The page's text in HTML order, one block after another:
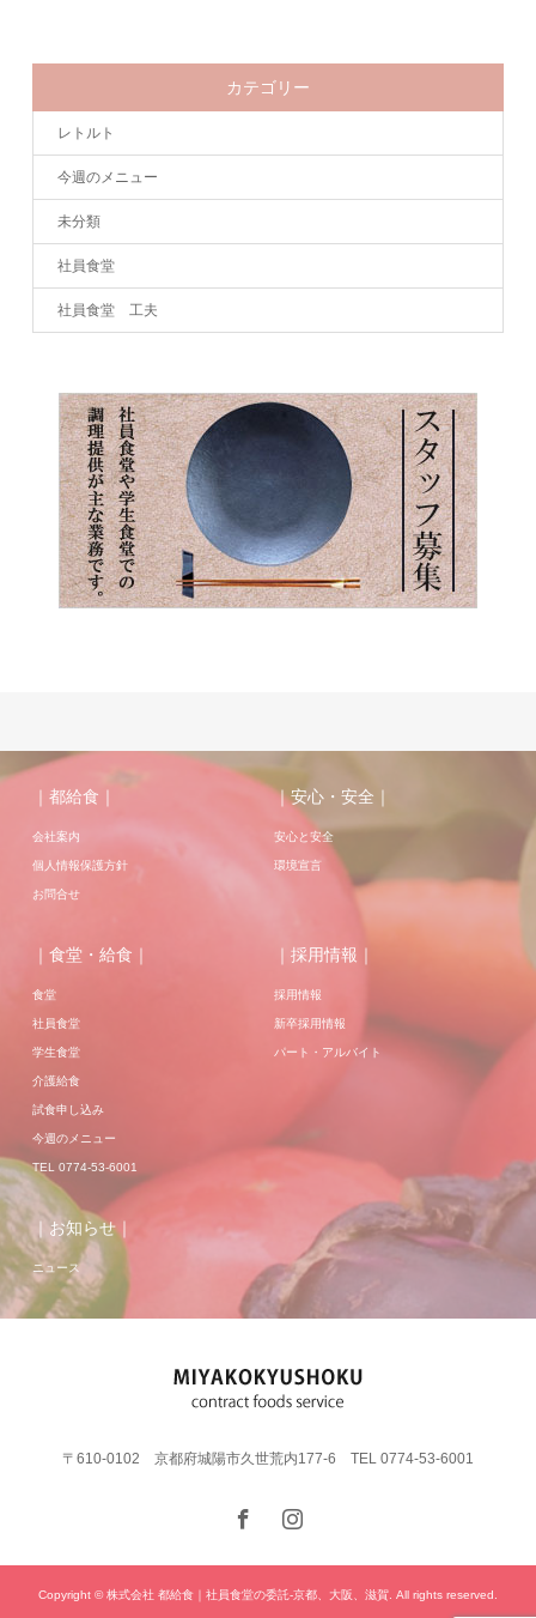
カテゴリー
レトルト
今週のメニュー
未分類
社員食堂
社員食堂 工夫
｜都給食｜
会社案内
個人情報保護方針
お問合せ
｜安心・安全｜
安心と安全
環境宣言
｜食堂・給食｜
食堂
社員食堂
学生食堂
介護給食
試食申し込み
今週のメニュー
TEL 0774-53-6001
｜採用情報｜
採用情報
新卒採用情報
パート・アルバイト
｜お知らせ｜
ニュース
〒610-0102 京都府城陽市久世荒内177-6 TEL 0774-53-6001
Copyright © 株式会社 都給食｜社員食堂の委託-京都、大阪、滋賀. All rights reserved.